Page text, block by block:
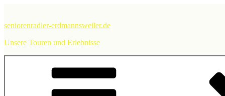
springen
seniorenradler-erdmannsweiler.de
Unsere Touren und Erlebnisse